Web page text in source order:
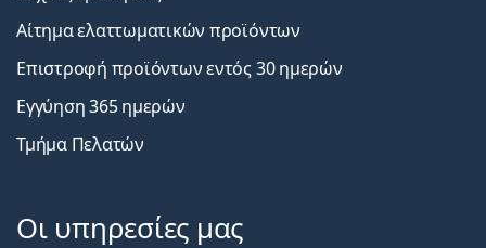
Αίτημα ελαττωματικών προϊόντων
Επιστροφή προϊόντων εντός 30 ημερών
Εγγύηση 365 ημερών
Τμήμα Πελατών
Οι υπηρεσίες μας